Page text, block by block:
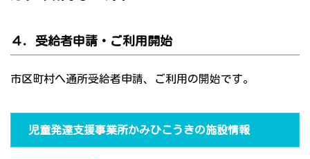
４．受給者申請・ご利用開始
市区町村へ通所受給者申請、ご利用の開始です。
児童発達支援事業所かみひこうきの施設情報